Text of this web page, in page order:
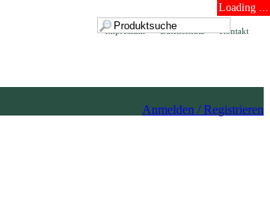
Loading ...
Kontakt
Datenschutz
Impressum
Anmelden / Registrieren